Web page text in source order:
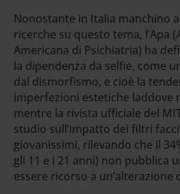
Nonostante in Italia manchino
ricerche su questo tema, l’Apa
Americana di Psichiatria) ha
la dipendenza da selfie, come
dal dismorfismo, e cioè la
imperfezioni estetiche laddove
mentre la rivista ufficiale del
studio sull’impatto dei filtri
giovanissimi, rilevando che il
gli 11 e i 21 anni) non pubblica
essere ricorso a un’alterazione